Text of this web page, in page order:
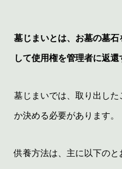
墓じまいとは、お墓の墓
して使用権を管理者に返還
墓じまいでは、取り出し
か決める必要があります。
供養方法は、主に以下のと